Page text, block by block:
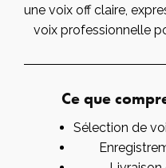
une voix off claire,
voix professionnelle
Ce que
Sélection de